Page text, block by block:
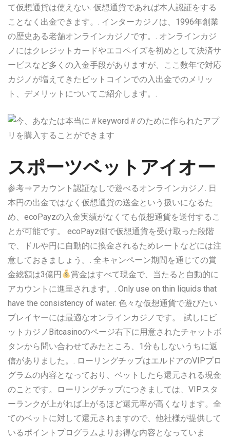
て仮想通貨は使えない. 仮想通貨であれば本人認証をする
ことなく出金できます。. インターカジノは、1996年創業
の歴史ある老舗オンラインカジノです。. オンラインカジ
ノにはクレジットカードやエコペイズを初めとして決済サ
ービスなど多くの入金手段がありますが、ここ数年で対応
カジノが増えてきたビットコインでの入出金でのメリッ
ト、デメリットについてご紹介します。.
スポーツベットアイオー
参考⇒アカウント認証なしで遊べるオンラインカジノ. 日
本円の出金ではなく仮想通貨の送金という扱いになるた
め、ecoPayzの入金実績がなくても仮想通貨を送付するこ
とが可能です。 ecoPayz側で仮想通貨を受け取った段階
で、ドルや円に自動的に換金されるためレートなどには注
意しておきましょう。. 全キャンペーン期間を通じての賞
金総額は3億円
賞金はすべて現金で、当たると自動的に
アカウントに進呈されます。. Only use on thin liquids that
have the consistency of water. 色々な仮想通貨で遊びたい
プレイヤーには最適なオンラインカジノです。. 試しにビ
ットカジノBitcasinoのページ右下に用意されたチャットボ
タンから問い合わせてみたところ、1分もしないうちに返
信がありました。. ローリングチップはエルドアのVIPプロ
グラムの内容となっており、ベットしたら還元される現金
のことです。ローリングチップにつきましては、VIPスタ
ーランクが上がれば上がるほど還元率が高くなります。全
てのベットに対して還元されますので、他社様が提供して
いるポイントプログラムよりお得な内容となっていま